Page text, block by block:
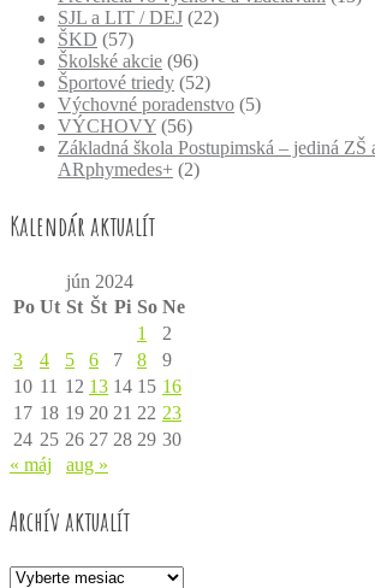
SJL a LIT / DEJ (22)
ŠKD (57)
Školské akcie (96)
Športové triedy (52)
Výchovné poradenstvo (5)
VÝCHOVY (56)
Základná škola Postupimská – jediná ZŠ
ARphymedes+ (2)
Kalendár aktualít
jún 2024
Po Ut St Št Pi So Ne
1
2
3
4 5 6 7 8
9
10 11 12 13 14 15 16
17 18 19 20 21 22 23
24 25 26 27 28 29 30
« máj
aug »
Archív aktualít
Archív